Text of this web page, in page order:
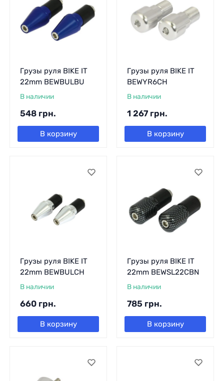
Грузы руля BIKE IT
22mm BEWBULBU
В наличии
548 грн.
В корзину
Грузы руля BIKE IT
BEWYR6CH
В наличии
1 267 грн.
В корзину
Грузы руля BIKE IT
22mm BEWBULCH
В наличии
660 грн.
В корзину
Грузы руля BIKE IT
22mm BEWSL22CBN
В наличии
785 грн.
В корзину